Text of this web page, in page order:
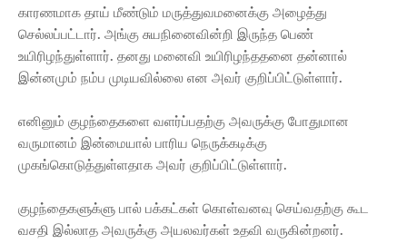
காரணமாக தாய் மீண்டும் மருத்துவமனைக்கு அழைத்து
செல்லப்பட்டார். அங்கு சுயநினைவின்றி இருந்த பெண்
உயிரிழந்துள்ளார். தனது மனைவி உயிரிழந்ததனை தன்னால்
இன்னமும் நம்ப முடியவில்லை என அவர் குறிப்பிட்டுள்ளார்.
எனினும் குழந்தைகளை வளர்ப்பதற்கு அவருக்கு போதுமான
வருமானம் இன்மையால் பாரிய நெருக்கடிக்கு
முகங்கொடுத்துள்ளதாக அவர் குறிப்பிட்டுள்ளார்.
குழந்தைகளுக்ளு பால் பக்கட்கள் கொள்வனவு செய்வதற்கு கூட
வசதி இல்லாத அவருக்கு அயலவர்கள் உதவி வருகின்றனர்.